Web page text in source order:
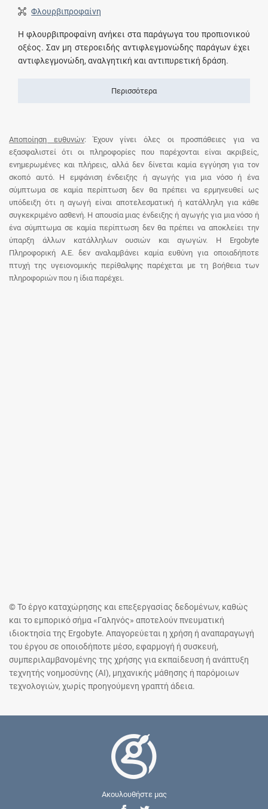
Φλουρβιπροφαίνη
Η φλουρβιπροφαίνη ανήκει στα παράγωγα του προπιονικού
οξέος. Σαν μη στεροειδής αντιφλεγμονώδης παράγων έχει
αντιφλεγμονώδη, αναλγητική και αντιπυρετική δράση.
Περισσότερα
Αποποίηση ευθυνών: Έχουν γίνει όλες οι προσπάθειες για να
εξασφαλιστεί ότι οι πληροφορίες που παρέχονται είναι ακριβείς,
ενημερωμένες και πλήρεις, αλλά δεν δίνεται καμία εγγύηση για τον
σκοπό αυτό. Η εμφάνιση ένδειξης ή αγωγής για μια νόσο ή ένα
σύμπτωμα σε καμία περίπτωση δεν θα πρέπει να ερμηνευθεί ως
υπόδειξη ότι η αγωγή είναι αποτελεσματική ή κατάλληλη για κάθε
συγκεκριμένο ασθενή. Η απουσία μιας ένδειξης ή αγωγής για μια νόσο ή
ένα σύμπτωμα σε καμία περίπτωση δεν θα πρέπει να αποκλείει την
ύπαρξη άλλων κατάλληλων ουσιών και αγωγών. Η Ergobyte
Πληροφορική Α.Ε. δεν αναλαμβάνει καμία ευθύνη για οποιαδήποτε
πτυχή της υγειονομικής περίθαλψης παρέχεται με τη βοήθεια των
πληροφοριών που η ίδια παρέχει.
© Το έργο καταχώρησης και επεξεργασίας δεδομένων, καθώς
και το εμπορικό σήμα «Γαληνός» αποτελούν πνευματική
ιδιοκτησία της Ergobyte. Απαγορεύεται η χρήση ή αναπαραγωγή
του έργου σε οποιοδήποτε μέσο, εφαρμογή ή συσκευή,
συμπεριλαμβανομένης της χρήσης για εκπαίδευση ή ανάπτυξη
τεχνητής νοημοσύνης (AI), μηχανικής μάθησης ή παρόμοιων
τεχνολογιών, χωρίς προηγούμενη γραπτή άδεια.
Ακουλουθήστε μας